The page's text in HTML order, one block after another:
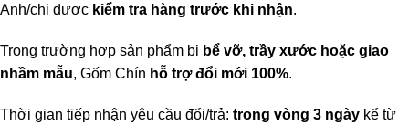
Anh/chị được kiểm tra hàng trước khi nhận.
Trong trường hợp sản phẩm bị bể vỡ, trầy xước hoặc giao
nhầm mẫu, Gốm Chín hỗ trợ đổi mới 100%.
Thời gian tiếp nhận yêu cầu đổi/trả: trong vòng 3 ngày kể từ